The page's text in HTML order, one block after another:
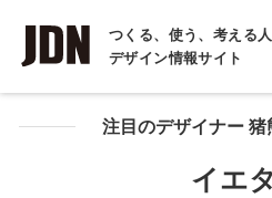
つくる、使う、考える
デザイン情報サイト
INTERVIEW
インタビュー
REPORT
注目のデザイナー 猪
イエ